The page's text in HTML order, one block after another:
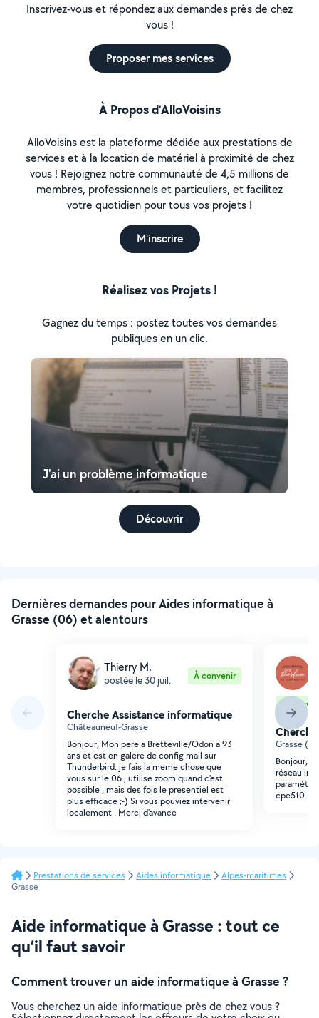
Inscrivez-vous et répondez aux demandes près de chez
vous !
Proposer mes services
À Propos d’AlloVoisins
AlloVoisins est la plateforme dédiée aux prestations de
services et à la location de matériel à proximité de chez
vous ! Rejoignez notre communauté de 4,5 millions de
membres, professionnels et particuliers, et facilitez
votre quotidien pour tous vos projets !
M'inscrire
Réalisez vos Projets !
Gagnez du temps : postez toutes vos demandes
publiques en un clic.
J'ai un problème informatique
Découvrir
Dernières demandes pour Aides informatique à
Grasse (06) et alentours
Thierry M.
postée le 30 juil. À convenir
Cherche Assistance informatique
Châteauneuf-Grasse
Bonjour, Mon pere a Bretteville/Odon a 93
ans et est en galere de config mail sur
Thunderbird. je fais la meme chose que
vous sur le 06 , utilise zoom quand c'est
possible , mais des fois le presentiel est
plus efficace ;-) Si vous pouviez intervenir
localement . Merci d'avance
Sur devis
Grasse
Bonjour,
réseau
cpe510.
Prestations de services Aides informatique
Alpes-maritimes
Grasse
Aide informatique à Grasse : tout ce
qu’il faut savoir
Comment trouver un aide informatique à Grasse ?
Vous cherchez un aide informatique près de chez vous ?